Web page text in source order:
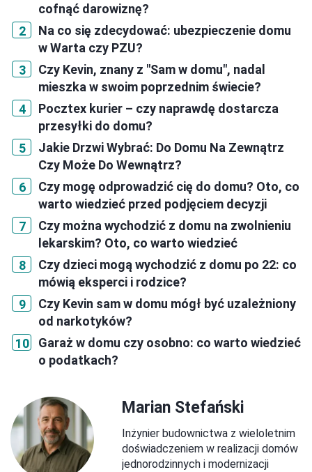
cofnąć darowiznę?
Na co się zdecydować: ubezpieczenie domu
w Warta czy PZU?
Czy Kevin, znany z "Sam w domu", nadal
mieszka w swoim poprzednim świecie?
Pocztex kurier – czy naprawdę dostarcza
przesyłki do domu?
Jakie Drzwi Wybrać: Do Domu Na Zewnątrz
Czy Może Do Wewnątrz?
Czy mogę odprowadzić cię do domu? Oto, co
warto wiedzieć przed podjęciem decyzji
Czy można wychodzić z domu na zwolnieniu
lekarskim? Oto, co warto wiedzieć
Czy dzieci mogą wychodzić z domu po 22: co
mówią eksperci i rodzice?
Czy Kevin sam w domu mógł być uzależniony
od narkotyków?
Garaż w domu czy osobno: co warto wiedzieć
o podatkach?
Marian Stefański
Inżynier budownictwa z wieloletnim
doświadczeniem w realizacji domów
jednorodzinnych i modernizacji